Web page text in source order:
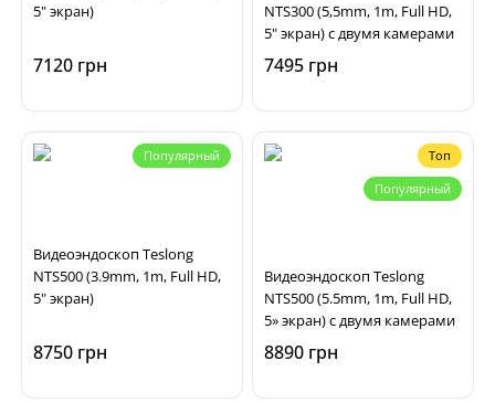
5" экран)
7120 грн
NTS300 (5,5mm, 1m, Full HD,
5" экран) с двумя камерами
7495 грн
Популярный
Видеоэндоскоп Teslong
NTS500 (3.9mm, 1m, Full HD,
5" экран)
8750 грн
Топ
Популярный
Видеоэндоскоп Teslong
NTS500 (5.5mm, 1m, Full HD,
5» экран) с двумя камерами
8890 грн